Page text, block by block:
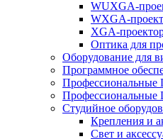
WUXGA-
WXGA-
XGA-
Оптика для
Оборудование для
Программное
Профессиональные
Профессиональные
Студийное
Крепления и
Свет и